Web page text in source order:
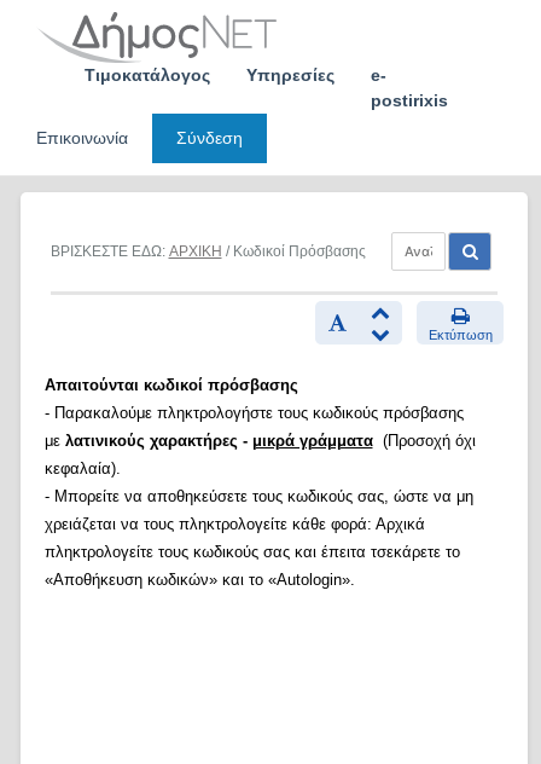
Τιμοκατάλογος Υπηρεσίες
e-
postirixis
Επικοινωνία
Σύνδεση
ΒΡΙΣΚΕΣΤΕ ΕΔΩ: ΑΡΧΙΚΗ / Κωδικοί Πρόσβασης
Εκτύπωση
Απαιτούνται κωδικοί πρόσβασης
- Παρακαλούμε πληκτρολογήστε τους κωδικούς πρόσβασης
με λατινικούς χαρακτήρες - μικρά γράμματα(Προσοχή όχι
κεφαλαία).
- Μπορείτε να αποθηκεύσετε τους κωδικούς σας, ώστε να μη
χρειάζεται να τους πληκτρολογείτε κάθε φορά: Αρχικά
πληκτρολογείτε τους κωδικούς σας και έπειτα τσεκάρετε το
«Αποθήκευση κωδικών» και το «Autologin».